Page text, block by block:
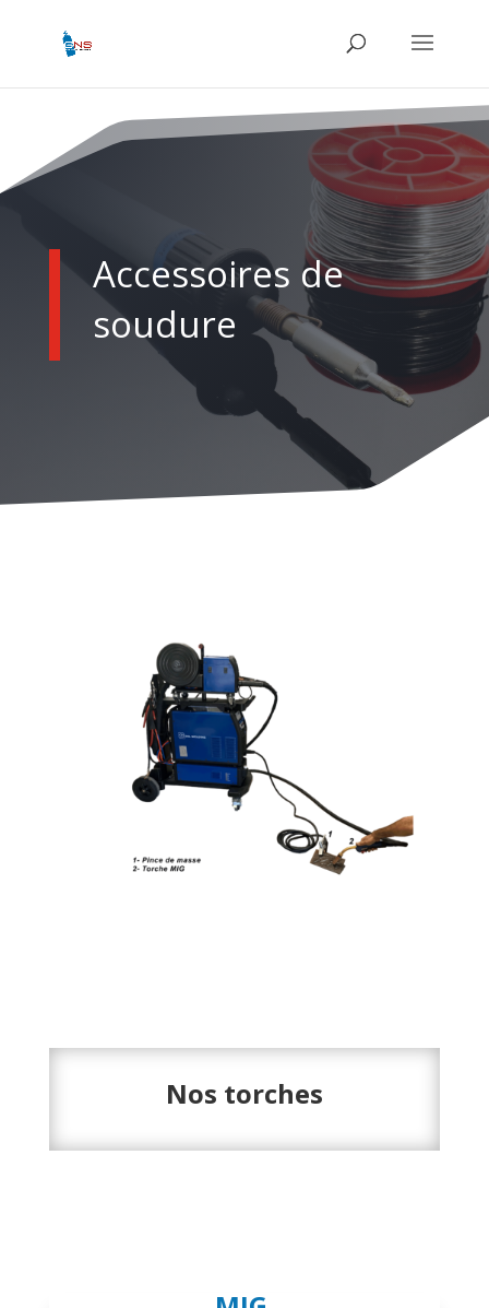
Accessoires de
soudure
Nos torches